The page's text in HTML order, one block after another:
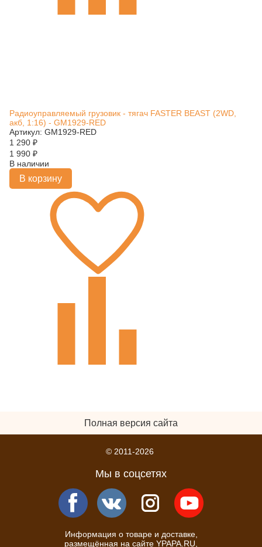
Радиоуправляемый грузовик - тягач FASTER BEAST (2WD,
акб, 1:16) - GM1929-RED
Артикул: GM1929-RED
1 290 ₽
1 990 ₽
В наличии
В корзину
Полная версия сайта
© 2011-2026
Мы в соцсетях
Информация о товаре и доставке,
размещённая на сайте YPAPA.RU,